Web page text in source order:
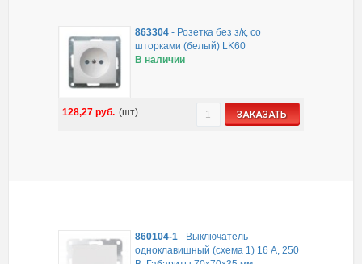
863304 - Розетка без з/к, со
шторками (белый) LK60
В наличии
128,27руб. (шт) ЗАКАЗАТЬ
860104-1 - Выключатель
одноклавишный (схема 1) 16 A, 250